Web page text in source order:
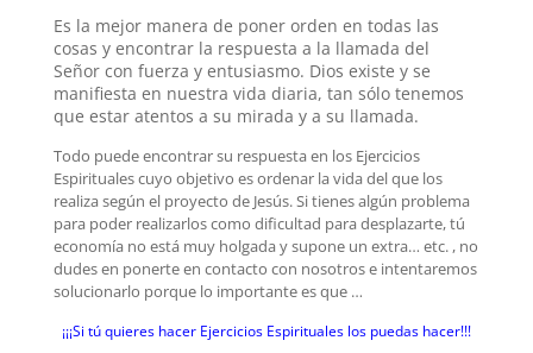
Es la mejor manera de poner orden en todas las
cosas y encontrar la respuesta a la llamada del
Señor con fuerza y entusiasmo. Dios existe y se
manifiesta en nuestra vida diaria, tan sólo tenemos
que estar atentos a su mirada y a su llamada.
Todo puede encontrar su respuesta en los Ejercicios
Espirituales cuyo objetivo es ordenar la vida del que los
realiza según el proyecto de Jesús. Si tienes algún problema
para poder realizarlos como dificultad para desplazarte, tú
economía no está muy holgada y supone un extra… etc. , no
dudes en ponerte en contacto con nosotros e intentaremos
solucionarlo porque lo importante es que …
¡¡¡Si tú quieres hacer Ejercicios Espirituales los puedas hacer!!!